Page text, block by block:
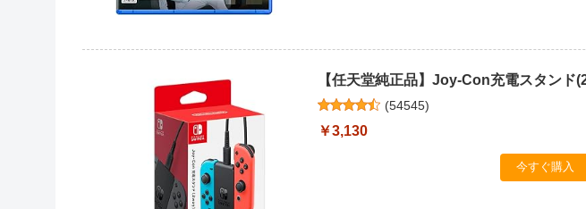
【任天堂純正品】Joy-Con充電スタンド
(54545)
￥3,130
今すぐ購入